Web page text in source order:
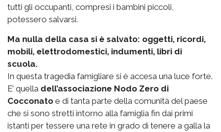
tutti gli occupanti, compresi i bambini piccoli,
potessero salvarsi.
Ma nulla della casa si è salvato: oggetti, ricordi,
mobili, elettrodomestici, indumenti, libri di
scuola.
In questa tragedia famigliare si è accesa una luce forte.
E’ quella dell’associazione Nodo Zero di
Cocconato e di tanta parte della comunità del paese
che si sono stretti intorno alla famiglia fin dai primi
istanti per tessere una rete in grado di tenere a galla la